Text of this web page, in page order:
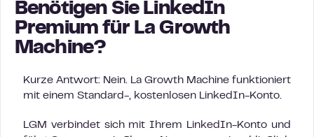
Benötigen Sie LinkedIn
Premium für La Growth
Machine?
Kurze Antwort: Nein. La Growth Machine funktioniert
mit einem Standard-, kostenlosen LinkedIn-Konto.
LGM verbindet sich mit Ihrem LinkedIn-Konto und